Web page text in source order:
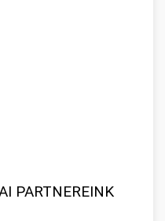
PARTNEREINK